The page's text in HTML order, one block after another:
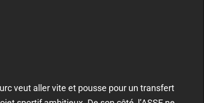
veut aller vite et pousse pour un transfert